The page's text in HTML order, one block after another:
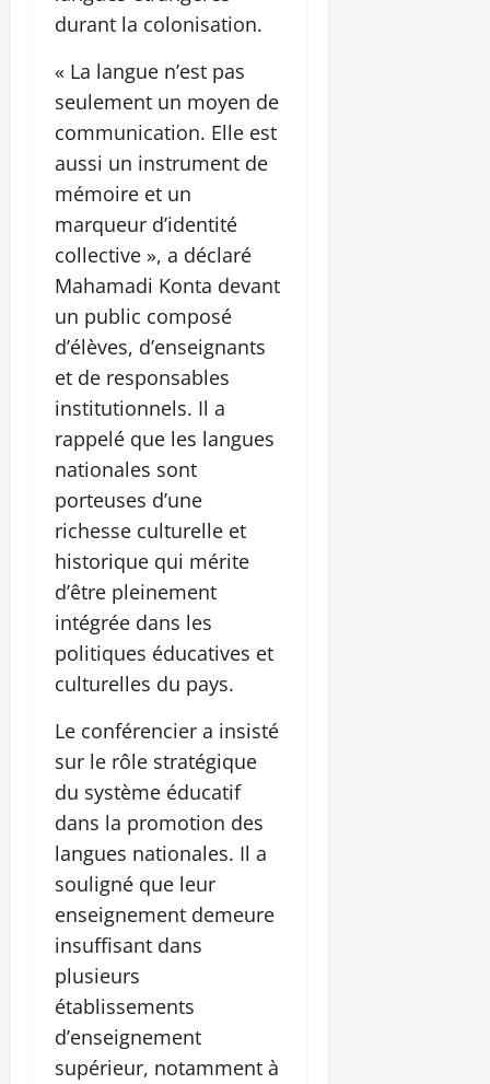
durant la colonisation.
« La langue n’est pas
seulement un moyen de
communication. Elle est
aussi un instrument de
mémoire et un
marqueur d’identité
collective », a déclaré
Mahamadi Konta devant
un public composé
d’élèves, d’enseignants
et de responsables
institutionnels. Il a
rappelé que les langues
nationales sont
porteuses d’une
richesse culturelle et
historique qui mérite
d’être pleinement
intégrée dans les
politiques éducatives et
culturelles du pays.
Le conférencier a insisté
sur le rôle stratégique
du système éducatif
dans la promotion des
langues nationales. Il a
souligné que leur
enseignement demeure
insuffisant dans
plusieurs
établissements
d’enseignement
supérieur, notamment à